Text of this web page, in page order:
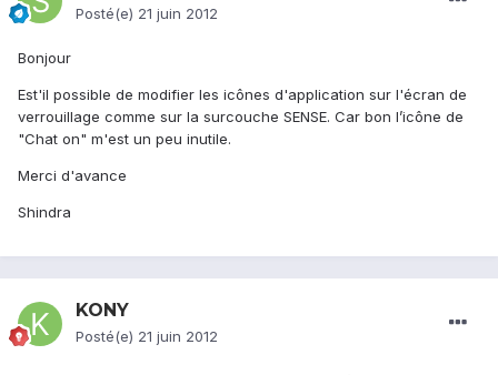
Posté(e) 21 juin 2012
Bonjour
Est'il possible de modifier les icônes d'application sur l'écran de
verrouillage comme sur la surcouche SENSE. Car bon l’icône de
"Chat on" m'est un peu inutile.
Merci d'avance
Shindra
KONY
Posté(e) 21 juin 2012